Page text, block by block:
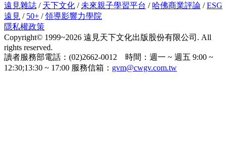
遠見雜誌 / 天下文化 / 未來親子學習平台 / 哈佛商業評論 /ESG
遠見 / 50+ /領導影響力學院
隱私權政策
Copyright© 1999~2026 遠見天下文化出版股份有限公司. All
rights reserved.
讀者服務部電話：(02)2662-0012 時間：週一 ~ 週五 9:00 ~
12:30;13:30 ~ 17:00 服務信箱： gvm@cwgv.com.tw